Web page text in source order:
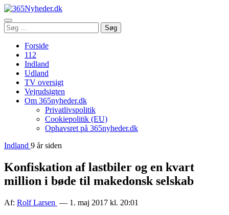
Åbn
menu
Søg
efter:
Søg
Forside
112
Indland
Udland
TV oversigt
Vejrudsigten
Om 365nyheder.dk
Privatlivspolitik
Cookiepolitik (EU)
Ophavsret på 365nyheder.dk
Indland 9 år siden
Konfiskation af lastbiler og en kvart
million i bøde til makedonsk selskab
Af: Rolf Larsen — 1. maj 2017 kl. 20:01